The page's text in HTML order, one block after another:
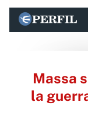
Massa
la